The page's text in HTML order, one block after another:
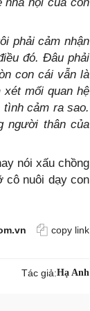
phải cảm nhận
đó. Đâu phải
con cái vẫn là
mối quan hệ
cảm ra sao.
người thân của
nói xấu chồng
cô nuôi dạy con
copy link
Tác giả:Hạ Anh